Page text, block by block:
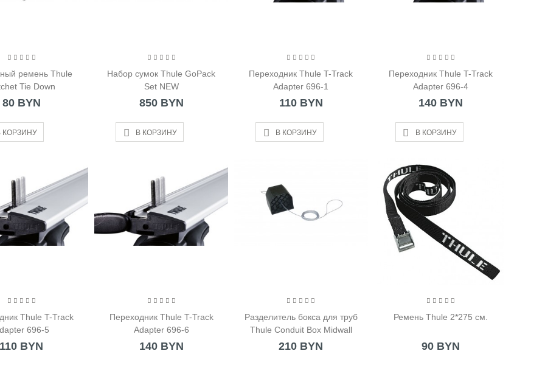
ремень Thule
Tie Down
80 BYN
КОРЗИНУ
Набор сумок Thule GoPack
Set NEW
850 BYN
В КОРЗИНУ
Переходник Thule T-Track
Adapter 696-1
110 BYN
В КОРЗИНУ
Переходник Thule T-Track
Adapter 696-4
140 BYN
В КОРЗИНУ
Thule T-Track
696-5
110 BYN
Переходник Thule T-Track
Adapter 696-6
140 BYN
Разделитель бокса для труб
Thule Conduit Box Midwall
210 BYN
Ремень Thule 2*275 см.
90 BYN